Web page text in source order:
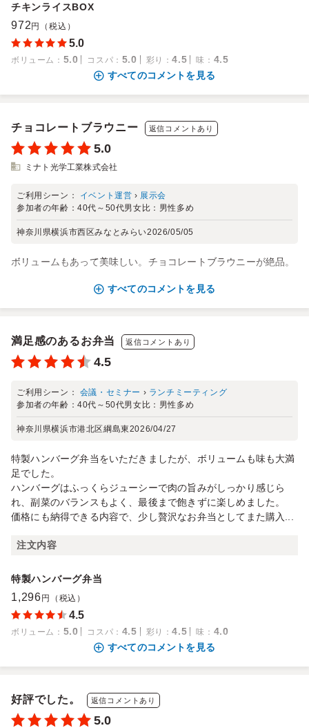
チキンライスBOX
972 円（税込）
5.0
ボリューム ： 5.0 コスパ ： 5.0 彩り ：4.5 味 ： 4.5
すべてのコメントを見る
チョコレートブラウニー 返信コメントあり
5.0
ミナト光学工業株式会社
ご利用シーン： イベント運営 › 展示会
参加者の年齢：40代～50代男女比： 男性多め
神奈川県横浜市西区みなとみらい2026/05/05
ボリュームもあって美味しい。チョコレートブラウニーが絶品。
すべてのコメントを見る
満足感のあるお弁当 返信コメントあり
4.5
ご利用シーン： 会議・セミナー › ランチミーティング
参加者の年齢：40代～50代男女比： 男性多め
神奈川県横浜市港北区綱島東2026/04/27
特製ハンバーグ弁当をいただきましたが、ボリュームも味も大満
足でした。
ハンバーグはふっくらジューシーで肉の旨みがしっかり感じら
れ、副菜のバランスもよく、最後まで飽きずに楽しめました。
価格にも納得できる内容で、少し贅沢なお弁当としてまた購入...
注文内容
特製ハンバーグ弁当
1,296 円（税込）
4.5
ボリューム ： 5.0 コスパ ： 4.5 彩り ：4.5 味 ： 4.0
すべてのコメントを見る
好評でした。 返信コメントあり
5.0